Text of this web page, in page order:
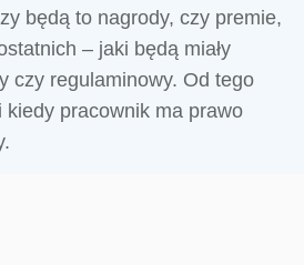
będą to nagrody, czy premie,
– jaki będą miały
czy regulaminowy. Od tego
pracownik ma prawo